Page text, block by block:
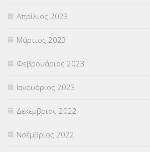
Απρίλιος 2023
Μάρτιος 2023
Φεβρουάριος 2023
Ιανουάριος 2023
Δεκέμβριος 2022
Νοέμβριος 2022